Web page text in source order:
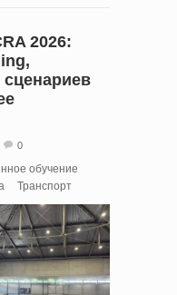
2026:
0
обучение
Транспорт